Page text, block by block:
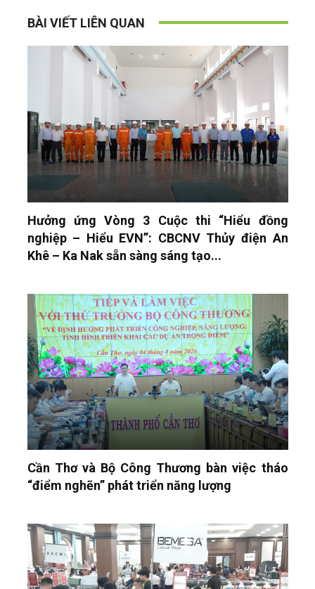
BÀI VIẾT LIÊN QUAN
Hưởng ứng Vòng 3 Cuộc thi “Hiểu đồng
nghiệp – Hiểu EVN”: CBCNV Thủy điện An
Khê – Ka Nak sẵn sàng sáng tạo...
Cần Thơ và Bộ Công Thương bàn việc tháo
“điểm nghẽn” phát triển năng lượng